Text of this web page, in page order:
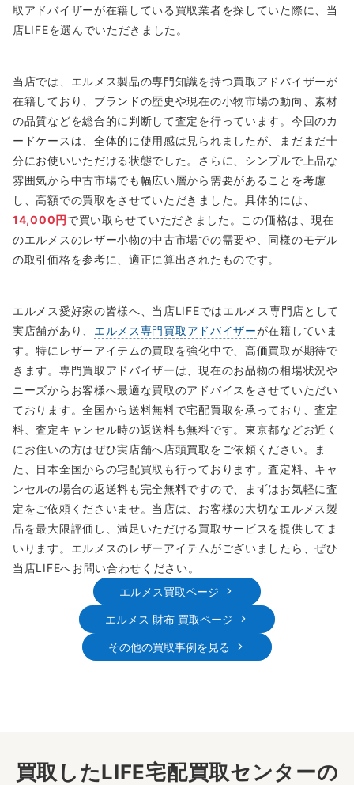
取アドバイザーが在籍している買取業者を探していた際に、当
店LIFEを選んでいただきました。
当店では、エルメス製品の専門知識を持つ買取アドバイザーが
在籍しており、ブランドの歴史や現在の小物市場の動向、素材
の品質などを総合的に判断して査定を行っています。今回のカ
ードケースは、全体的に使用感は見られましたが、まだまだ十
分にお使いいただける状態でした。さらに、シンプルで上品な
雰囲気から中古市場でも幅広い層から需要があることを考慮
し、高額での買取をさせていただきました。具体的には、
14,000円で買い取らせていただきました。この価格は、現在
のエルメスのレザー小物の中古市場での需要や、同様のモデル
の取引価格を参考に、適正に算出されたものです。
エルメス愛好家の皆様へ、当店LIFEではエルメス専門店として
実店舗があり、 エルメス専門買取アドバイザーが在籍していま
す。特にレザーアイテムの買取を強化中で、高価買取が期待で
きます。専門買取アドバイザーは、現在のお品物の相場状況や
ニーズからお客様へ最適な買取のアドバイスをさせていただい
ております。全国から送料無料で宅配買取を承っており、査定
料、査定キャンセル時の返送料も無料です。東京都などお近く
にお住いの方はぜひ実店舗へ店頭買取をご依頼ください。ま
た、日本全国からの宅配買取も行っております。査定料、キャ
ンセルの場合の返送料も完全無料ですので、まずはお気軽に査
定をご依頼くださいませ。当店は、お客様の大切なエルメス製
品を最大限評価し、満足いただける買取サービスを提供してま
いります。エルメスのレザーアイテムがございましたら、ぜひ
当店LIFEへお問い合わせください。
エルメス買取ページ
エルメス 財布 買取ページ
その他の買取事例を見る
買取したLIFE宅配買取センターの